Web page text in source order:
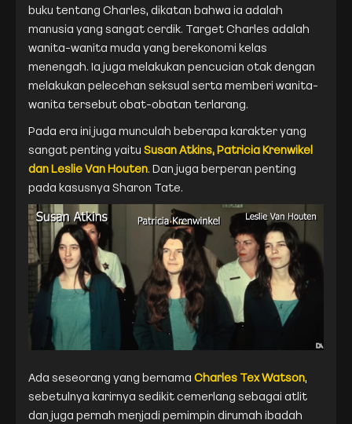
buku tentang Charles, dikatan bahwa ia adalah
manusia yang sangat cerdik. Target Charles adalah
wanita-wanita muda yang berekonomi kelas
menengah. Ia juga melakukan pencucian otak dengan
melakukan pelecehan seksual serta memberi wanita-
wanita tersebut obat-obatan terlarang.
Pada era ini juga munculah beberapa karakter yang
sangat penting yaitu Susan Atkins, Patricia Krenwikel
dan Leslie Van Houten. Dan juga berperan penting
pada kasusnya Sharon Tate.
Ada seseorang yang bernama Charles Tex Watson,
sebetulnya karirnya sedikit cemerlang sebagai atlit
dan juga pernah menjadi pemimpin dirumah ibadah